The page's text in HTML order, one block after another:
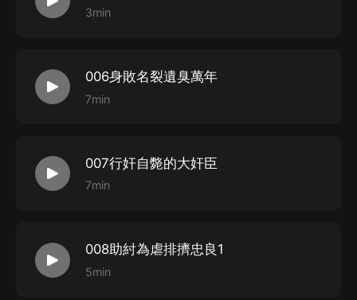
3min
006身敗名裂遺臭萬年
7min
007行奸自斃的大奸臣
7min
008助紂為虐排擠忠良1
5min